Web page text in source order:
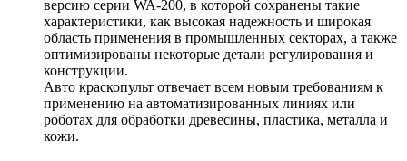
версию серии WA-200, в которой сохранены такие
характеристики, как высокая надежность и широкая
область применения в промышленных секторах, а также
оптимизированы некоторые детали регулирования и
конструкции.
Авто краскопульт отвечает всем новым требованиям к
применению на автоматизированных линиях или
роботах для обработки древесины, пластика, металла и
кожи.